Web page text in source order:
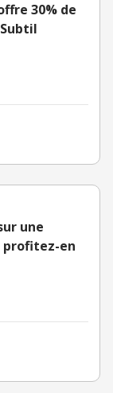
30% de
une
profitez-en